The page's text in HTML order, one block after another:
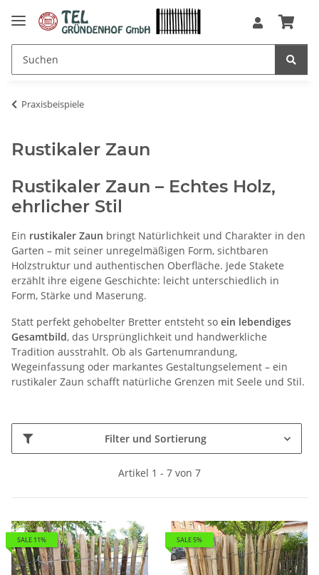
Praxisbeispiele
Rustikaler Zaun
Rustikaler Zaun – Echtes Holz,
ehrlicher Stil
Ein rustikaler Zaun bringt Natürlichkeit und Charakter in den
Garten – mit seiner unregelmäßigen Form, sichtbaren
Holzstruktur und authentischen Oberfläche. Jede Stakete
erzählt ihre eigene Geschichte: leicht unterschiedlich in
Form, Stärke und Maserung.
Statt perfekt gehobelter Bretter entsteht so ein lebendiges
Gesamtbild, das Ursprünglichkeit und handwerkliche
Tradition ausstrahlt. Ob als Gartenumrandung,
Wegeinfassung oder markantes Gestaltungselement – ein
rustikaler Zaun schafft natürliche Grenzen mit Seele und Stil.
Filter und Sortierung
Artikel 1 - 7 von 7
SALE 11% SALE 5%